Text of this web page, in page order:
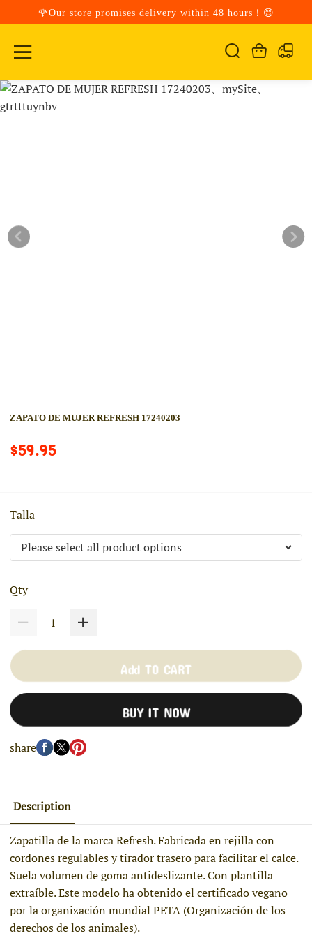
🌹Our store promises delivery within 48 hours！😊
ZAPATO DE MUJER REFRESH 17240203
$59.95
Talla
Qty
Add TO CART
BUY IT NOW
share
Description
Zapatilla de la marca Refresh. Fabricada en rejilla con
cordones regulables y tirador trasero para facilitar el calce.
Suela volumen de goma antideslizante. Con plantilla
extraíble. Este modelo ha obtenido el certificado vegano
por la organización mundial PETA (Organización de los
derechos de los animales).